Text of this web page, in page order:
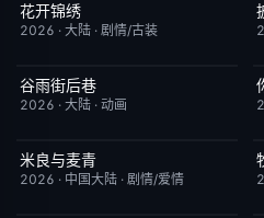
更新至第3集
花开锦绣
2026 · 大陆 · 剧情/古装
更新至第4集
谷雨街后巷
2026 · 大陆 · 动画
更新至第17集
米良与麦青
2026 · 中国大陆 · 剧情/爱情